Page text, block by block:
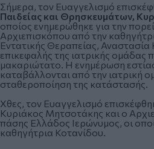
Σήμερα, τον Ευαγγελισμό
Παιδείας και Θρησκευμάτων,
οποίος ενημερώθηκε για την
Αρχιεπισκόπου από την
Εντατικής Θεραπείας, Αναστασία
επικεφαλής της ιατρικής ομάδας
μακαριώτατο. Η ενημέρωση
καταβάλλονται από την ιατρική
σταθεροποίηση της κατάστασής.
Χθες, τον Ευαγγελισμό
Κυριάκος Μητσοτάκης και ο
πάσης Ελλάδος Ιερώνυμος, οι
καθηγήτρια Κοτανίδου.